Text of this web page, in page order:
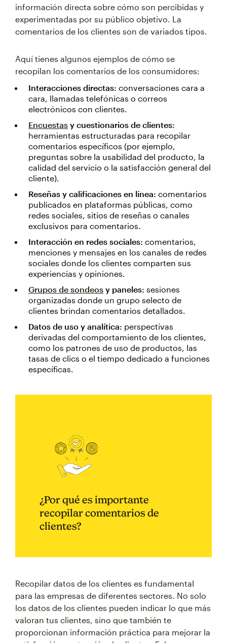
información directa sobre cómo son percibidas y
experimentadas por su público objetivo. La
comentarios de los clientes son de variados tipos.
Aquí tienes algunos ejemplos de cómo se
recopilan los comentarios de los consumidores:
Interacciones directas: conversaciones cara a
cara, llamadas telefónicas o correos
electrónicos con clientes.
Encuestas y cuestionarios de clientes:
herramientas estructuradas para recopilar
comentarios específicos (por ejemplo,
preguntas sobre la usabilidad del producto, la
calidad del servicio o la satisfacción general del
cliente).
Reseñas y calificaciones en línea: comentarios
publicados en plataformas públicas, como
redes sociales, sitios de reseñas o canales
exclusivos para comentarios.
Interacción en redes sociales: comentarios,
menciones y mensajes en los canales de redes
sociales donde los clientes comparten sus
experiencias y opiniones.
Grupos de sondeos y paneles: sesiones
organizadas donde un grupo selecto de
clientes brindan comentarios detallados.
Datos de uso y analítica: perspectivas
derivadas del comportamiento de los clientes,
como los patrones de uso de productos, las
tasas de clics o el tiempo dedicado a funciones
específicas.
¿Por qué es importante
recopilar comentarios de
clientes?
Recopilar datos de los clientes es fundamental
para las empresas de diferentes sectores. No solo
los datos de los clientes pueden indicar lo que más
valoran tus clientes, sino que también te
proporcionan información práctica para mejorar la